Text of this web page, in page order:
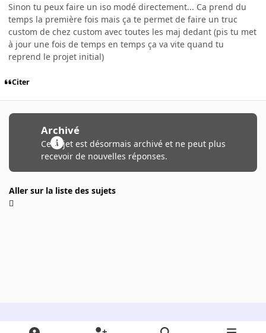
Sinon tu peux faire un iso modé directement... Ca prend du
temps la première fois mais ça te permet de faire un truc
custom de chez custom avec toutes les maj dedant (pis tu met
à jour une fois de temps en temps ça va vite quand tu
reprend le projet initial)
Citer
Archivé
Ce sujet est désormais archivé et ne peut plus
recevoir de nouvelles réponses.
Aller sur la liste des sujets